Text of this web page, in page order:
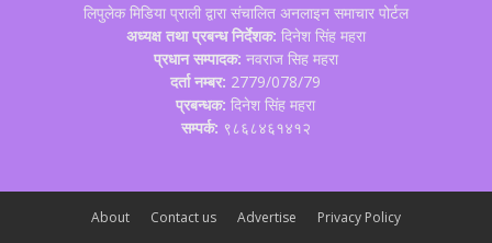
लिपुलेक मिडिया प्राली द्वारा संचालित अनलाइन समाचार पोर्टल
अध्यक्ष तथा प्रबन्ध निर्देशक: दिनेश सिंह महरा
प्रधान सम्पादक: नवराज सिह महरा
दर्ता नम्बर: 2779/078/79
प्रबन्धक: दिनेश सिंह महरा
सम्पर्क: ९८६८४६१४१२
About Contact us Advertise Privacy Policy